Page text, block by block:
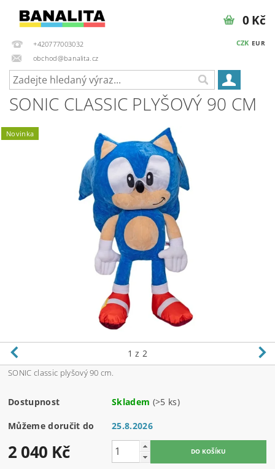
+420777003032
obchod@banalita.cz
CZK EUR
0 Kč
SONIC CLASSIC PLYŠOVÝ 90 CM
Novinka
1 z 2
SONIC classic plyšový 90 cm.
Dostupnost Skladem (>5 ks)
Můžeme doručit do 25.8.2026
2 040 Kč